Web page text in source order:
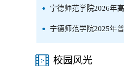
宁德师范学院2026年
宁德师范学院2025年
校园风光